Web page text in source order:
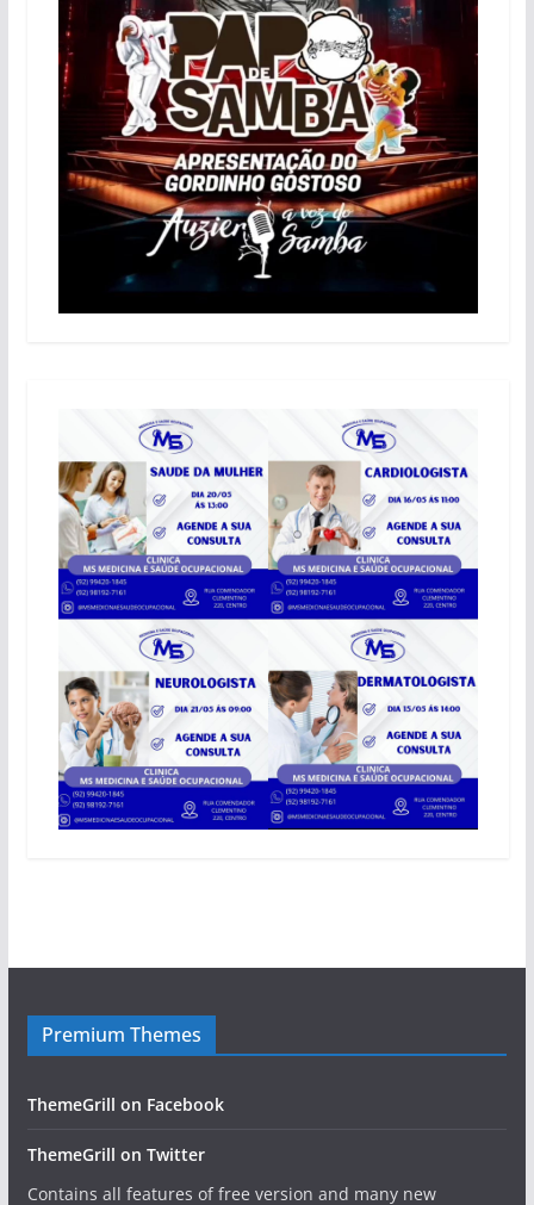
Premium Themes
ThemeGrill on Facebook
ThemeGrill on Twitter
Contains all features of free version and many new